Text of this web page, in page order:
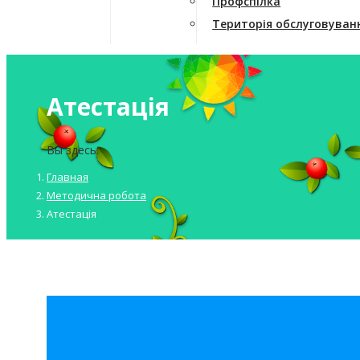
Територія
Атестація
Вы здесь:
Главная
Методична робота
Атестація